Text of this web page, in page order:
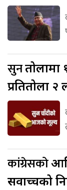
सुनतोलामा
प्रतितोला
कांग्रेसको
सर्वोच्चको